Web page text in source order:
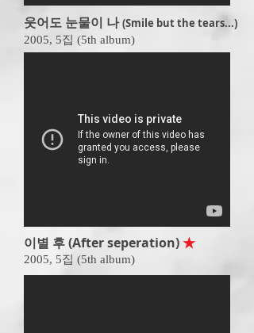
웃어도 눈물이 나(Smile but the tears...)
2005, 5집 (5th album)
이별 후 (After seperation)★
2005, 5집 (5th album)